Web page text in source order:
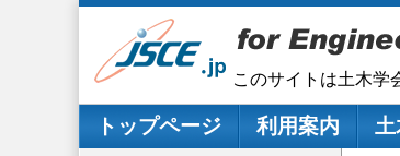
このサイトは土木学
メインナビゲーション
トップページ 利用案内 土